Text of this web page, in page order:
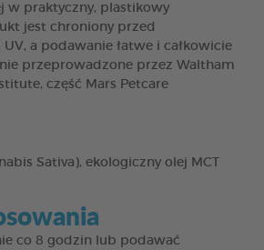
w praktyczny, plastikowy
jest chroniony przed
a podawanie łatwe i całkowicie
przeprowadzone przez Waltham
część Mars Petcare
Sativa), ekologiczny olej MCT
co 8 godzin lub podawać